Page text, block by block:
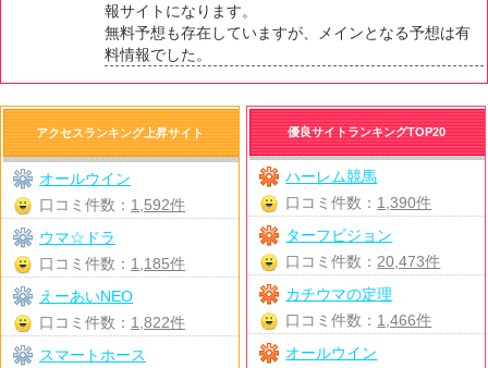
報サイトになります。
無料予想も存在していますが、メインとなる予想は有
料情報でした。
優良サイトランキングTOP20
ハーレム競馬
口コミ件数： 1,390件
ターフビジョン
口コミ件数： 20,473件
カチウマの定理
口コミ件数： 1,466件
オールウイン
アクセスランキング上昇サイト
オールウイン
口コミ件数： 1,592件
ウマ☆ドラ
口コミ件数： 1,185件
えーあいNEO
口コミ件数： 1,822件
スマートホース